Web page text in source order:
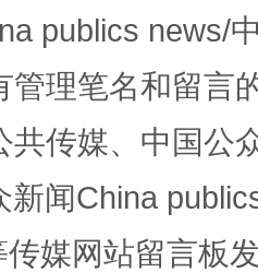
publics news/
管理笔名和留言
共传媒、中国公
新闻China
媒网站留言板